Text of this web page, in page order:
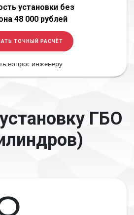
установки без
48 000 рублей
ТОЧНЫЙ РАСЧЁТ
вопрос инженеру
ГБО